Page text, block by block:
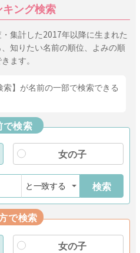
ング検索
集計した2017年以降に生まれた
知りたい名前の順位、よみの順
ます。
索】が名前の一部で検索できる
で検索
女の子
検索
で検索
女の子